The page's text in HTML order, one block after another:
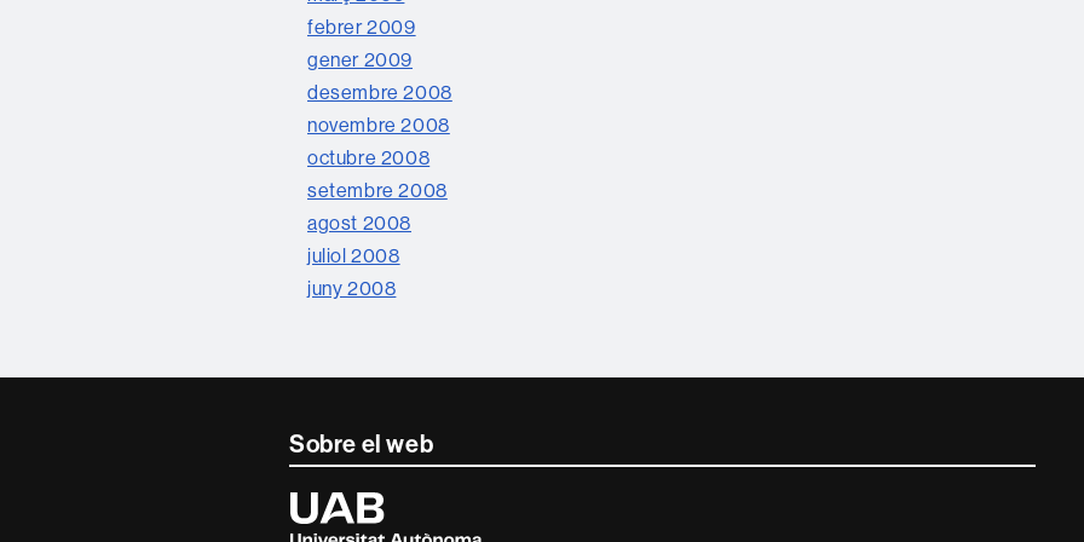
febrer 2009
gener 2009
desembre 2008
novembre 2008
octubre 2008
setembre 2008
agost 2008
juliol 2008
juny 2008
Sobre el web
Universitat
Autònoma
de